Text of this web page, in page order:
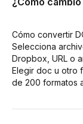
Cómo convertir
Selecciona
Dropbox, URL o
Elegir doc u otro
de 200 formatos